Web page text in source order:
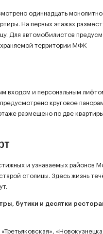
одиннадцать
На первых этажах
Для автомобилистов
территории МФК
входом и персональным
круговое
размещено по две
и узнаваемых районов
столицы. Здесь жизнь
бутики и десятки